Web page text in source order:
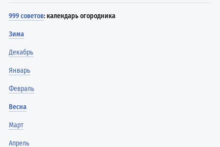
999 советов: календарь огородника
Зима
Декабрь
Январь
Февраль
Весна
Март
Апрель